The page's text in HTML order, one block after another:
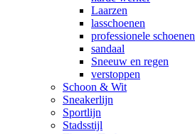
Laarzen
lasschoenen
professionele schoenen
sandaal
Sneeuw en regen
verstoppen
Schoon & Wit
Sneakerlijn
Sportlijn
Stadsstijl